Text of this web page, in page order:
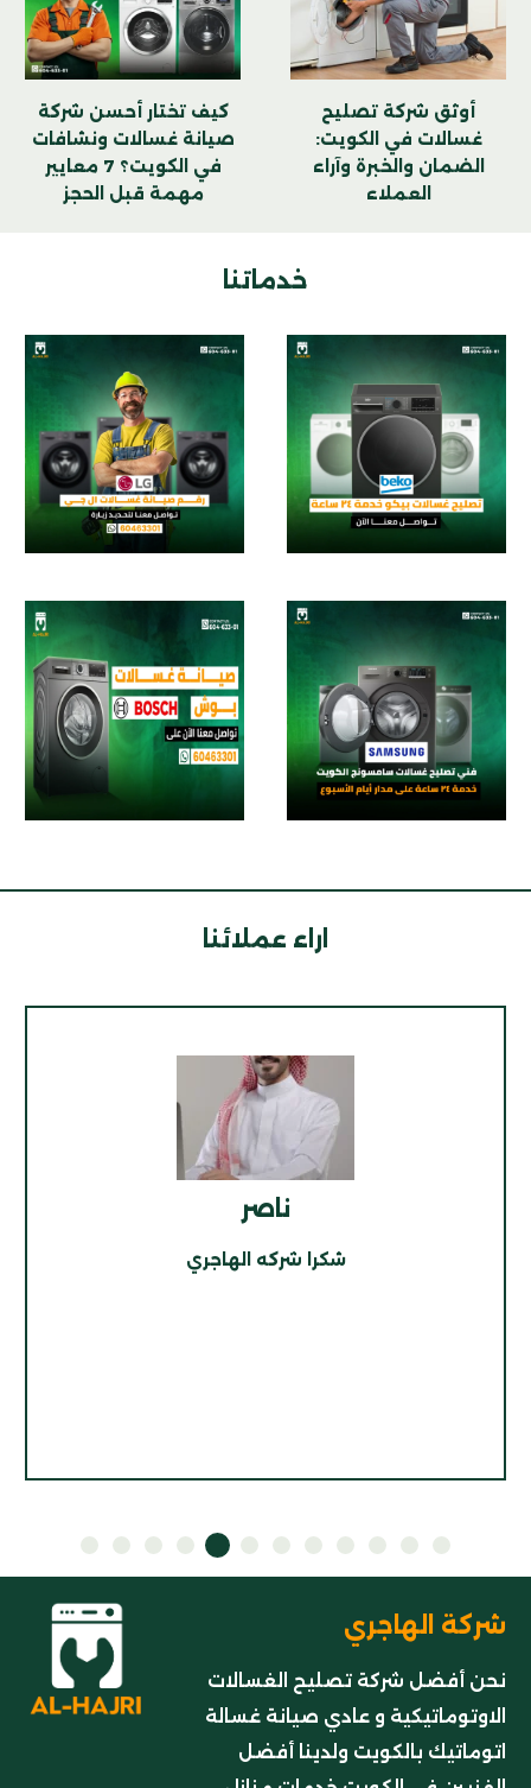
أوثق شركة تصليح
غسالات في الكويت:
الضمان والخبرة وآراء
العملاء
كيف تختار أحسن شركة
صيانة غسالات ونشافات
في الكويت؟ 7 معايير
مهمة قبل الحجز
خدماتنا
اراء عملائنا
ناصر
شكرا شركه الهاجري
شركة الهاجري
نحن أفضل شركة تصليح الغسالات
الاوتوماتيكية و عادي صيانة غسالة
اتوماتيك بالكويت ولدينا أفضل